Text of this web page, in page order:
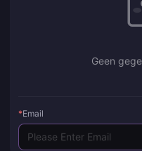
Geen
*Email